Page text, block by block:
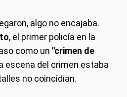
algo no encajaba.
, el primer policía en la
como un "crimen de
escena del crimen estaba
no coincidían.